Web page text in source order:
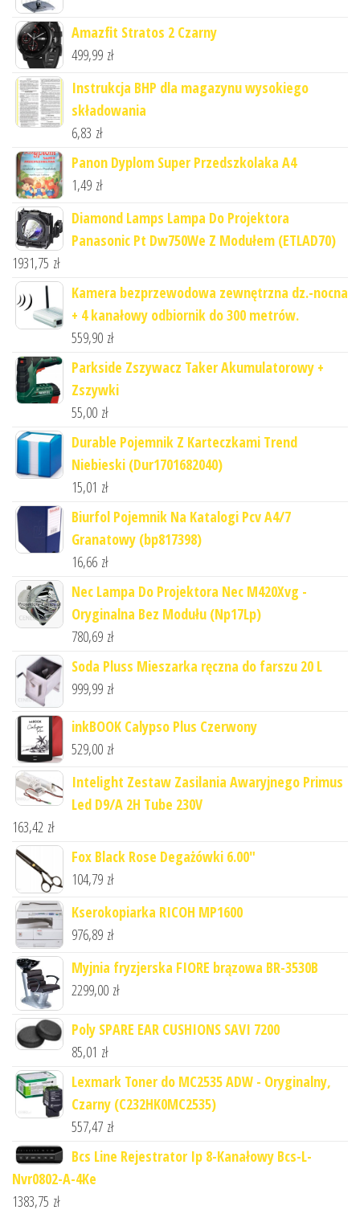
Amazfit Stratos 2 Czarny
499,99 zł
Instrukcja BHP dla magazynu wysokiego
składowania
6,83 zł
Panon Dyplom Super Przedszkolaka A4
1,49 zł
Diamond Lamps Lampa Do Projektora
Panasonic Pt Dw750We Z Modułem (ETLAD70)
1931,75 zł
Kamera bezprzewodowa zewnętrzna dz.-nocna
+ 4 kanałowy odbiornik do 300 metrów.
559,90 zł
Parkside Zszywacz Taker Akumulatorowy +
Zszywki
55,00 zł
Durable Pojemnik Z Karteczkami Trend
Niebieski (Dur1701682040)
15,01 zł
Biurfol Pojemnik Na Katalogi Pcv A4/7
Granatowy (bp817398)
16,66 zł
Nec Lampa Do Projektora Nec M420Xvg -
Oryginalna Bez Modułu (Np17Lp)
780,69 zł
Soda Pluss Mieszarka ręczna do farszu 20 L
999,99 zł
inkBOOK Calypso Plus Czerwony
529,00 zł
Intelight Zestaw Zasilania Awaryjnego Primus
Led D9/A 2H Tube 230V
163,42 zł
Fox Black Rose Degażówki 6.00"
104,79 zł
Kserokopiarka RICOH MP1600
976,89 zł
Myjnia fryzjerska FIORE brązowa BR-3530B
2299,00 zł
Poly SPARE EAR CUSHIONS SAVI 7200
85,01 zł
Lexmark Toner do MC2535 ADW - Oryginalny,
Czarny (C232HK0MC2535)
557,47 zł
Bcs Line Rejestrator Ip 8-Kanałowy Bcs-L-
Nvr0802-A-4Ke
1383,75 zł